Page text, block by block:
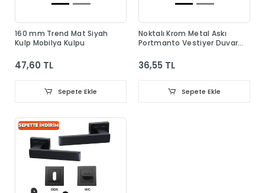
160 mm Trend Mat Siyah
Kulp Mobilya Kulpu
47,60 TL
Sepete Ekle
Noktalı Krom Metal Askı
Portmanto Vestiyer Duvar
36,55 TL
Sepete Ekle